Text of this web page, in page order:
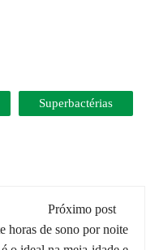
Superbactérias
Próximo post
horas de sono por noite